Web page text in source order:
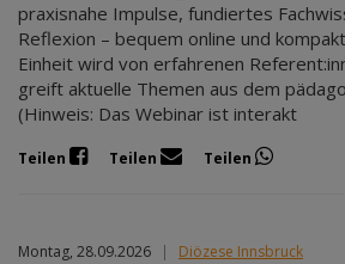
praxisnahe Impulse, fundiertes
Reflexion – bequem online und
Einheit wird von erfahrenen
greift aktuelle Themen aus dem
(Hinweis: Das Webinar ist interakt
Teilen Teilen Teilen
Montag, 28.09.2026 | Diözese Innsbruck